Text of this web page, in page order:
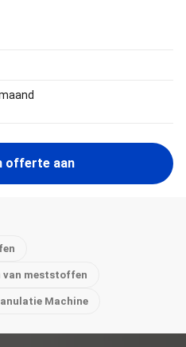
offerte aan
van meststoffen
Machine